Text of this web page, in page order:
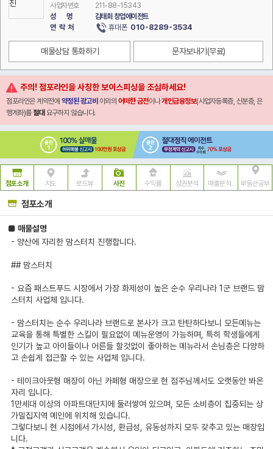
사업자번호
211-88-15343
성 명
김태회 창업에이전트
연 락 처
휴대폰 010-8289-3534
매물상담 통화하기 문자보내기 (무료)
주의! 점포라인을 사칭한 보이스피싱을 조심하세요!
점포라인은 계약전에 약정된 광고비이외의 어떠한 금전이나개인금융정보(사업자등록증, 신분증, 은
행계좌)를 절대요구하지 않습니다.
점포소개 지도 로드뷰 사진 수익률 상권분석 매출분석.. 부동산공부
점포소개
■ 매물설명
- 양산에 자리한 맘스터치 진행합니다.
## 맘스터치
- 요즘 패스트푸드 시장에서 가장 화제성이 높은 순수 우리나라 1군 브랜드 맘
스터치 사업체 입니다.
- 맘스터치는 순수 우리나라 브랜드로 본사가 크고 탄탄하다보니 모든메뉴는
교육을 통해 특별한 스킬이 필요없이 메뉴운영이 가능하며, 특히 학생들에게
인기가 높고 아이들이나 어른들 할것없이 좋아하는 메뉴라서 손님층은 다양하
고 손쉽게 접근할 수 있는 사업체 입니다.
- 테이크아웃형 매장이 아닌 카페형 매장으로 현 점주님께서도 오랫동안 봐온
자리 입니다.
1만세대 이상의 아파트대단지에 둘러쌓여 있으며, 모든 소비층이 집중되는 상
가밀집지역 메인에 위치해 있습니다.
그렇다보니 현 시점에서 가시성, 환급성, 유동성까지 모두 갖추고 있는 매장입
니다.